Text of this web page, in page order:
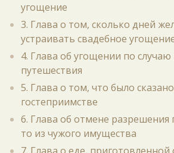
угощение
3. Глава о том, сколько дней
устраивать свадебное
4. Глава об угощении по
путешествия
5. Глава о том, что было
гостеприимстве
6. Глава об отмене разрешения
то из чужого имущества